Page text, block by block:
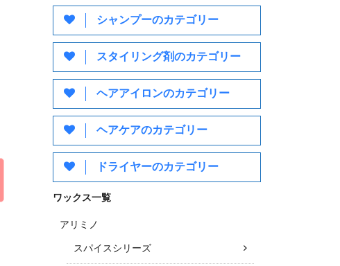
シャンプーのカテゴリー
スタイリング剤のカテゴリー
ヘアアイロンのカテゴリー
ヘアケアのカテゴリー
ドライヤーのカテゴリー
ワックス一覧
アリミノ
スパイスシリーズ